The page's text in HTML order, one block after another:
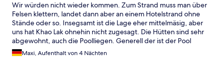
Wir würden nicht wieder kommen. Zum Strand muss man über
Felsen klettern, landet dann aber an einem Hotelstrand ohne
Stände oder so. Insegsamt ist die Lage eher mittelmäsig, aber
uns hat Khao Lak ohnehin nicht zugesagt. Die Hütten sind sehr
abgewohnt, auch die Poolliegen. Generell der ist der Pool
sanierungsbedürfrig, haben uns zweimal verletzt und nach dem
Baden waren unsere Sachen grün. Personal sehr wortkarg,
Maxi, Aufenthalt von 4 Nächten